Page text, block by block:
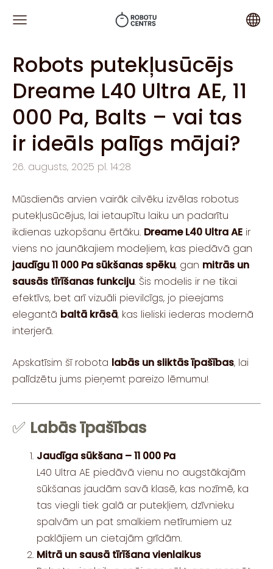
Robots putekļusūcējs
Dreame L40 Ultra AE, 11
000 Pa, Balts – vai tas
ir ideāls palīgs mājai?
26. augusts, 2025 pl. 14:28
Mūsdienās arvien vairāk cilvēku izvēlas robotus
putekļusūcējus, lai ietaupītu laiku un padarītu
ikdienas uzkopšanu ērtāku. Dreame L40 Ultra AE ir
viens no jaunākajiem modeļiem, kas piedāvā gan
jaudīgu 11 000 Pa sūkšanas spēku, gan mitrās un
sausās tīrīšanas funkciju. Šis modelis ir ne tikai
efektīvs, bet arī vizuāli pievilcīgs, jo pieejams
elegantā baltā krāsā, kas lieliski iederas modernā
interjerā.
Apskatīsim šī robota labās un sliktās īpašības, lai
palīdzētu jums pieņemt pareizo lēmumu!
✅ Labās īpašības
Jaudīga sūkšana – 11 000 Pa
L40 Ultra AE piedāvā vienu no augstākajām
sūkšanas jaudām savā klasē, kas nozīmē, ka
tas viegli tiek galā ar putekļiem, dzīvnieku
spalvām un pat smalkiem netīrumiem uz
paklājiem un cietajām grīdām.
Mitrā un sausā tīrīšana vienlaikus